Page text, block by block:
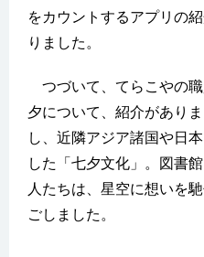
をカウントするアプリの
りました。
つづいて、てらこやの
夕について、紹介があり
し、近隣アジア諸国や日
した「七夕文化」。図書
人たちは、星空に想いを
ごしました。